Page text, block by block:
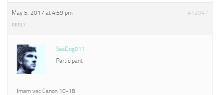
May 5, 2017 at 4:59 pm #12047
REPLY
SeaDog011
Participant
Imam vec Canon 10-18